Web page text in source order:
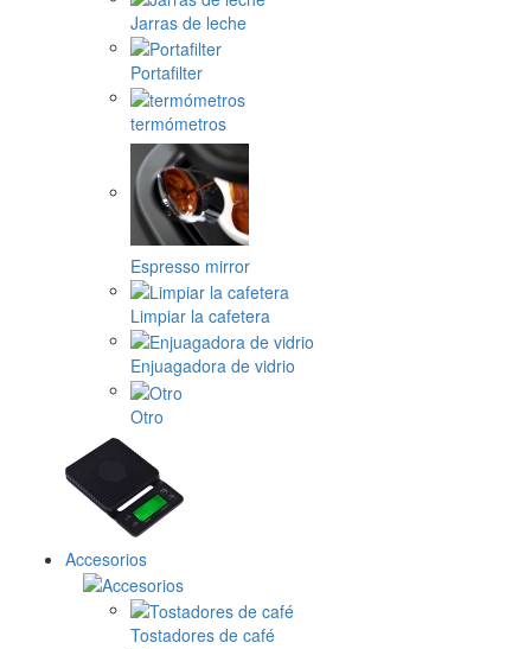
Jarras de leche
Portafilter
termómetros
Espresso mirror
Limpiar la cafetera
Enjuagadora de vidrio
Otro
Accesorios
Tostadores de café